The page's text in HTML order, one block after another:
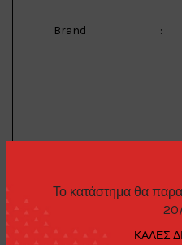
Το κατάστημα θα
ΚΑΛΕΣ
Brand :